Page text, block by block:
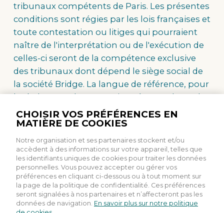
CHOISIR VOS PRÉFÉRENCES EN
MATIÈRE DE COOKIES
Notre organisation et ses partenaires stockent et/ou
accèdent à des informations sur votre appareil, telles que
les identifiants uniques de cookies pour traiter les données
personnelles. Vous pouvez accepter ou gérer vos
préférences en cliquant ci-dessous ou à tout moment sur
la page de la politique de confidentialité. Ces préférences
seront signalées à nos partenaires et n’affecteront pas les
données de navigation. En savoir plus sur notre politique
tribunaux compétents de Paris. Les présentes
conditions sont régies par les lois françaises et
toute contestation ou litiges qui pourraient
naître de l'interprétation ou de l'exécution de
celles-ci seront de la compétence exclusive
des tribunaux dont dépend le siège social de
la société Bridge. La langue de référence, pour
le règlement de contentieux éventuels, est le
français.
Règlement général sur la protection des
données (UE) 2016/679 du 27 avril 2016
(RGPD).
Loi n° 2004-575 du 21 juin 2004 pour la
confiance dans l'économie numérique.